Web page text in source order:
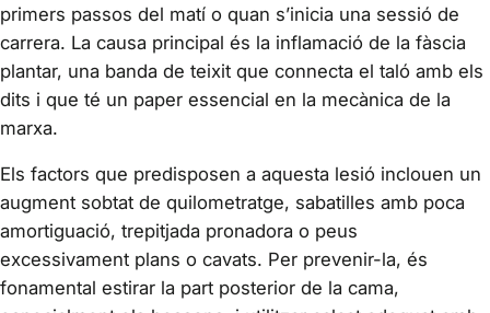
primers passos del matí o quan s’inicia una sessió de
carrera. La causa principal és la inflamació de la fàscia
plantar, una banda de teixit que connecta el taló amb els
dits i que té un paper essencial en la mecànica de la
marxa.
Els factors que predisposen a aquesta lesió inclouen un
augment sobtat de quilometratge, sabatilles amb poca
amortiguació, trepitjada pronadora o peus
excessivament plans o cavats. Per prevenir-la, és
fonamental estirar la part posterior de la cama,